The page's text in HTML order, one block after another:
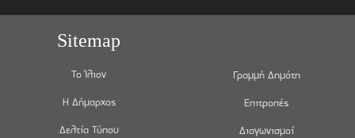
Sitemap
Το Ίλιον
Η Δήμαρχος
Δελτία Τύπου
Γραμμή Δημότη
Επιτροπές
Διαγωνισμοί